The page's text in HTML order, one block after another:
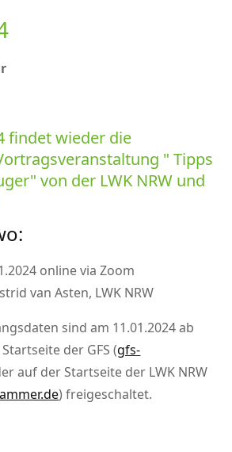
findet wieder die
Tipps
von der LWK NRW und
online via Zoom
van Asten, LWK NRW
sind am 11.01.2024 ab
der GFS (gfs-
auf der Startseite der LWK NRW
) freigeschaltet.